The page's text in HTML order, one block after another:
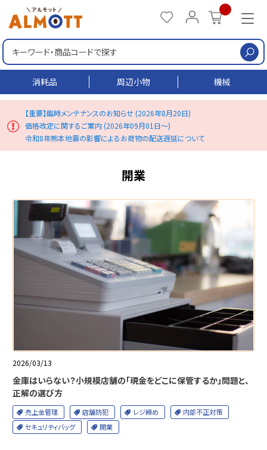
消耗品 周辺小物 機械
【重要】臨時メンテナンスのお知らせ (2026年8月20日)
価格改定に関するご案内 (2026年09月01日～)
令和8年熊本地震の影響によるお荷物の配送遅延について
開業
2026/03/13
金庫はいらない？小規模店舗の「現金をどこに保管するか」問題と、
正解の選び方
売上金管理 店舗防犯 レジ締め
内部不正対策
セキュリティバッグ
開業